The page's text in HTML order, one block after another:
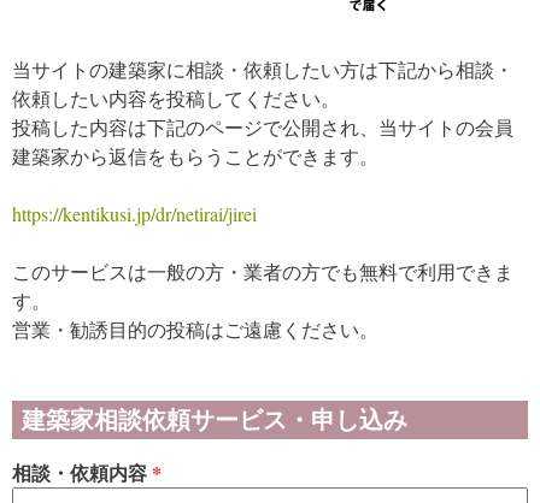
当サイトの建築家に相談・依頼したい方は下記から相談・
依頼したい内容を投稿してください。
投稿した内容は下記のページで公開され、当サイトの会員
建築家から返信をもらうことができます。
https://kentikusi.jp/dr/netirai/jirei
このサービスは一般の方・業者の方でも無料で利用できま
す。
営業・勧誘目的の投稿はご遠慮ください。
建築家相談依頼サービス・申し込み
相談・依頼内容 *